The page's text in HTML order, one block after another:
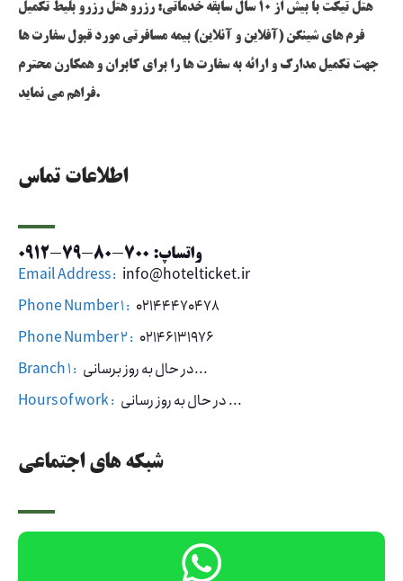
شبکه های اجتماعی
اطلاعات تماس
واتساپ: 700-80-79-0912
Email Address : info@hotelticket.ir
Phone Number 1 : 02144470478
Phone Number 2 : 02146131976
Branch 1 :
در حال به روز برسانی...
Hours of work :
در حال به روز رسانی ...
هتل تیکت با بیش از 10 سال سابقه خدماتی: رزرو هتل رزرو بلیط تکمیل
فرم های شینگن (آفلاین و آنلاین) بیمه مسافرتی مورد قبول سفارت ها
جهت تکمیل مدارک و ارائه به سفارت ها را برای کابران و همکارن محترم
فراهم می نماید.